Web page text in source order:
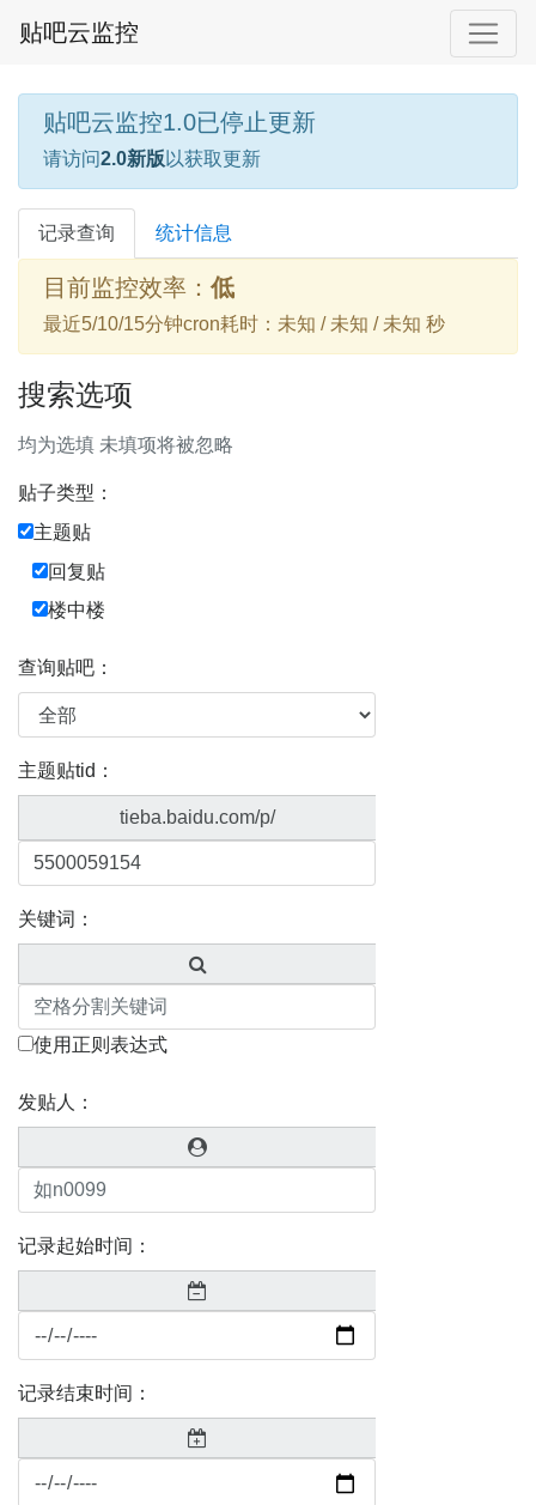
贴吧云监控
贴吧云监控1.0已停止更新
请访问2.0新版 以获取更新
记录查询 统计信息
目前监控效率： 低
最近5/10/15分钟cron耗时：未知 / 未知 / 未知 秒
搜索选项
均为选填 未填项将被忽略
贴子类型：
主题贴
回复贴
楼中楼
查询贴吧：
主题贴tid：
tieba.baidu.com/p/
关键词：
使用正则表达式
发贴人：
记录起始时间：
记录结束时间：